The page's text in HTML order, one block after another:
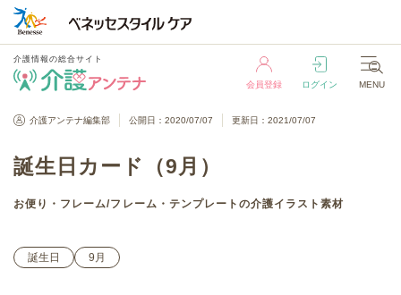
介護情報の総合サイト
会員登録 ログイン MENU
介護情報の総合サイト
介護アンテナ編集部 公開日：2020/07/07 更新日：2021/07/07
誕生日カード（9月）
お便り・フレーム/フレーム・テンプレートの介護イラスト素材
誕生日 9月